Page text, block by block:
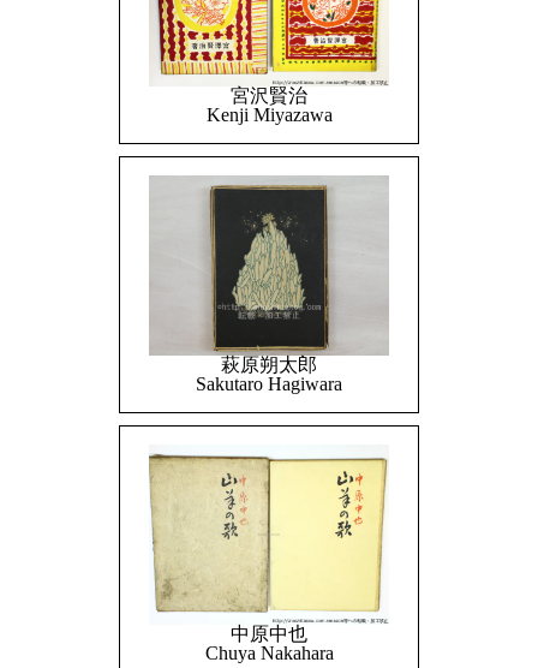
宮沢賢治
Kenji Miyazawa
萩原朔太郎
Sakutaro Hagiwara
中原中也
Chuya Nakahara